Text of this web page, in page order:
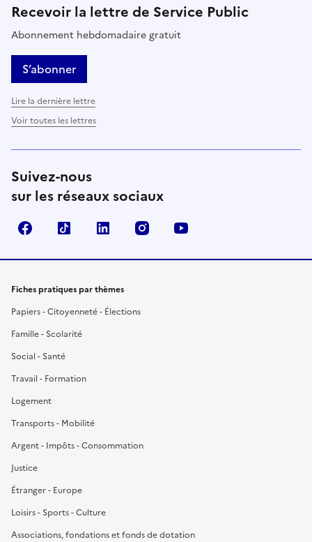
Recevoir la lettre de Service Public
Abonnement hebdomadaire gratuit
S’abonner
Lire la dernière lettre
Voir toutes les lettres
Suivez-nous
sur les réseaux sociaux
FacebookTikTok LinkedIn Instagram
Fiches pratiques par thèmes
Papiers - Citoyenneté - Élections
Famille - Scolarité
Social - Santé
Travail - Formation
Logement
Transports - Mobilité
Argent - Impôts - Consommation
Justice
Étranger - Europe
Loisirs - Sports - Culture
Associations, fondations et fonds de dotation